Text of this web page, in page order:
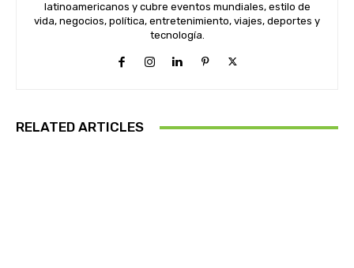
latinoamericanos y cubre eventos mundiales, estilo de
vida, negocios, política, entretenimiento, viajes, deportes y
tecnología.
RELATED ARTICLES